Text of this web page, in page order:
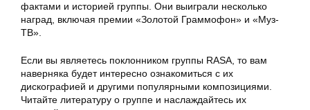
фактами и историей группы. Они выиграли несколько
наград, включая премии «Золотой Граммофон» и «Муз-
ТВ».
Если вы являетесь поклонником группы RASA, то вам
наверняка будет интересно ознакомиться с их
дискографией и другими популярными композициями.
Читайте литературу о группе и наслаждайтесь их